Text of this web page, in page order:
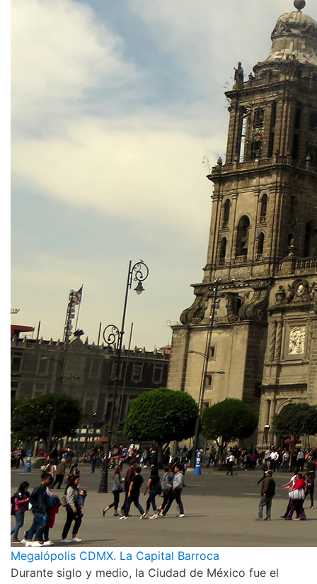
Megalópolis CDMX. La Capital Barroca
Durante siglo y medio, la Ciudad de México fue el